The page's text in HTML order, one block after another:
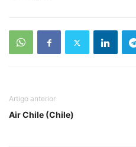
Artigo anterior
Air Chile (Chile)